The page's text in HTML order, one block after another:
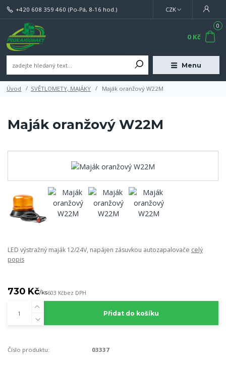
Menu
CZK
+420 608 359 460 (Po-Pá, 8-16 hod.)
0
0 Kč
Úvod SVĚTLOMETY, MAJÁKY Maják oranžový W22M
Maják oranžový W22M
LED výstražný maják 12/24V, napájen zásuvkou autozapalovače celý
popis
730 Kč/ks603 Kčbez DPH
Přidat do košíku
Číslo produktu: 03337